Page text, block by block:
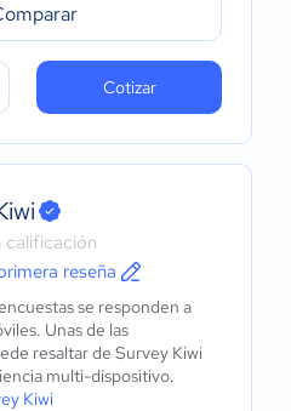
Cotizar
calificación
reseña
se responden a
Unas de las
resaltar de Survey Kiwi
multi-dispositivo.
Kiwi